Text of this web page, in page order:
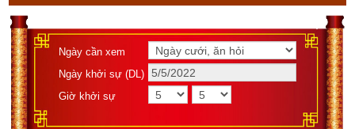
Ngày cần xem
Ngày khởi sự (DL)
Giờ khởi sự